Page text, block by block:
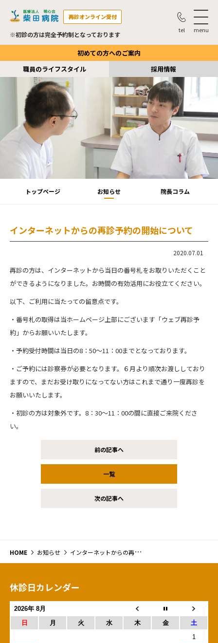
再診オンライン受付
※初診の方は完全予約制となっております
初めての方へのご案内
職員のライフスタイル
採用情報
トップページ お知らせ 院長コラム
インターネットからの再診予約の開始について
2020.07.01
再診の方は、インターネットから当日の番号札をお取りいただくこと
ができるようになりました。お時間の有効活用にお役立てください。
以下、ご利用に当たっての留意点です。
・番号札の取得は当ホームページ上部にございます「ウェブ再診予
約」からお願いいたします。
・予約受付時間は当日の8：50～11：00までとなっております。
・ご予約には診察券が必要となります。６月より順次お渡ししており
ますので、まだお受け取りになってない方はこれまで通り一度再診を
お願いいたします。
・初診の方は対象外です。8：30～11：00の間に直接ご来院くださ
い。
前の記事へ
一覧
次の記事へ
HOME お知らせ インターネットからの再診予約の開始について
休診日カレンダー
2026年 8月
日
月 火 水 木 金
土
1